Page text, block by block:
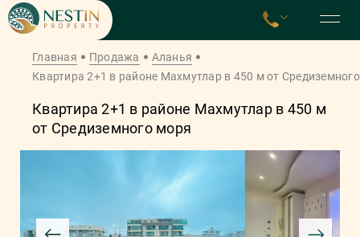
Главная Продажа
Аланья
Квартира 2+1 в районе Махмутлар в 450 м от
Квартира 2+1 в районе Махмутлар в 450 м
от Средиземного моря